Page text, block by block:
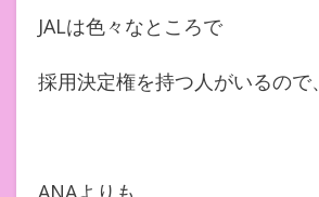
JALは色々なところで
採用決定権を持つ人がいるので、
ANAよりも